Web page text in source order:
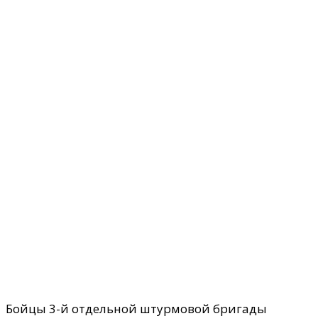
Бойцы 3-й отдельной штурмовой бригады